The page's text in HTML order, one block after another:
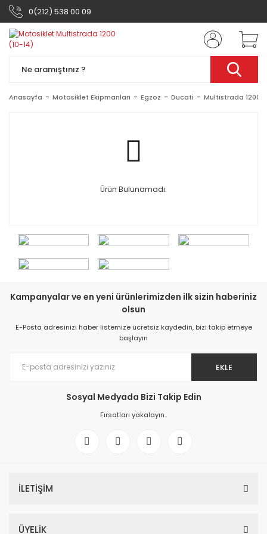
0(212) 538 00 09
Anasayfa Motosiklet Ekipmanları Egzoz Ducati Multistrada 1200
Ürün Bulunamadı.
Kampanyalar ve en yeni ürünlerimizden ilk sizin haberiniz
olsun
E-Posta adresinizi haber listemize ücretsiz kaydedin, bizi takip etmeye
başlayın
EKLE
Sosyal Medyada Bizi Takip Edin
Fırsatları yakalayın..
İLETİŞİM
ÜYELİK